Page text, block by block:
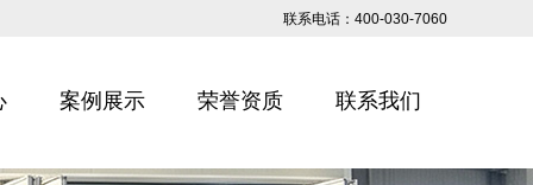
联系电话：400-030-7060
案例展示 荣誉资质 联系我们